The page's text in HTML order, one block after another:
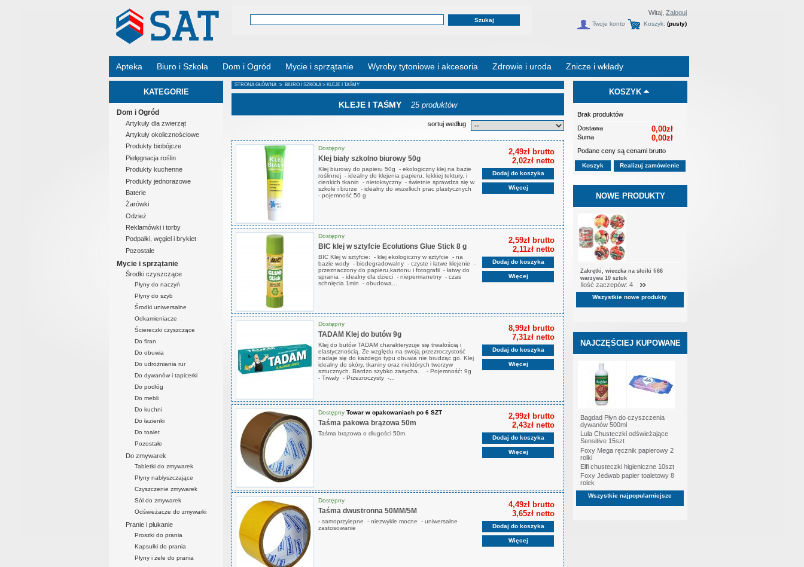
Witaj, Zaloguj
Koszyk: (pusty)
Twoje konto
Apteka Biuro i Szkoła Dom i Ogród Mycie i sprzątanie Wyroby tytoniowe i akcesoria Zdrowie i uroda Znicze i wkłady
KATEGORIE
Dom i Ogród
Artykuły dla zwierząt
Artykuły okolicznościowe
Produkty biobójcze
Pielęgnacja roślin
Produkty kuchenne
Produkty jednorazowe
Baterie
Żarówki
Odzież
Reklamówki i torby
Podpałki, węgiel i brykiet
Pozostałe
Mycie i sprzątanie
Środki czyszczące
Płyny do naczyń
Płyny do szyb
Środki uniwersalne
Odkamieniacze
Ściereczki czyszczące
Do firan
Do obuwia
Do udrożniania rur
Do dywanów i tapicerki
Do podłóg
Do mebli
Do kuchni
Do łazienki
Do toalet
Pozostałe
Do zmywarek
Tabletki do zmywarek
Płyny nabłyszczające
Czyszczenie zmywarek
Sól do zmywarek
Odświeżacze do zmywarki
Pranie i płukanie
Proszki do prania
Kapsułki do prania
Płyny i żele do prania
STRONA GŁÓWNA > BIURO I SZKOŁA > KLEJE I TAŚMY
KLEJE I TAŚMY 25 produktów
sortuj według
Dostępny
Klej biały szkolno biurowy 50g
Klej biurowy do papieru 50g - ekologiczny klej na bazie
roślinnej - idealny do klejenia papieru, lekkiej tektury, i
cienkich tkanin - nietoksyczny - świetnie sprawdza się w
szkole i biurze - idealny do wszelkich prac plastycznych
- pojemność 50 g
2,49zł brutto
2,02zł netto
Dodaj do koszyka
Więcej
Dostępny
BIC klej w sztyfcie Ecolutions Glue Stick 8 g
BIC Klej w sztyfcie: - klej ekologiczny w sztyfcie - na
bazie wody - biodegradowalny - czyste i łatwe klejenie -
przeznaczony do papieru,kartonu i fotografii - łatwy do
sprania - idealny dla dzieci - niepermanetny - czas
schnięcia 1min - obudowa...
2,59zł brutto
2,11zł netto
Dodaj do koszyka
Więcej
Dostępny
TADAM Klej do butów 9g
Klej do butów TADAM charakteryzuje się trwałością i
elastycznością. Ze względu na swoją przezroczystość
nadaje się do każdego typu obuwia nie brudząc go. Klej
idealny do skóry, tkaniny oraz niektórych tworzyw
sztucznych. Bardzo szybko zasycha. - Pojemność: 9g
- Trwały - Przezroczysty -...
8,99zł brutto
7,31zł netto
Dodaj do koszyka
Więcej
Dostępny Towar w opakowaniach po 6 SZT
Taśma pakowa brązowa 50m
Taśma brązowa o długości 50m.
2,99zł brutto
2,43zł netto
Dodaj do koszyka
Więcej
Dostępny
Taśma dwustronna 50MM/5M
- samoprzylepne - niezwykle mocne - uniwersalne
zastosowanie
4,49zł brutto
3,65zł netto
Dodaj do koszyka
Więcej
KOSZYK
Brak produktów
Dostawa
0,00zł
Suma 0,00zł
Podane ceny są cenami brutto
Koszyk Realizuj zamówienie
NOWE PRODUKTY
Zakrętki, wieczka na słoiki fi66
warzywa 10 sztuk
Ilość zaczepów: 4
Wszystkie nowe produkty
NAJCZĘŚCIEJ KUPOWANE
Bagdad Płyn do czyszczenia
dywanów 500ml
Lula Chusteczki odświeżające
Sensitive 15szt
Foxy Mega ręcznik papierowy 2
rolki
Elfi chusteczki higieniczne 10szt
Foxy Jedwab papier toaletowy 8
rolek
Wszystkie najpopularniejsze